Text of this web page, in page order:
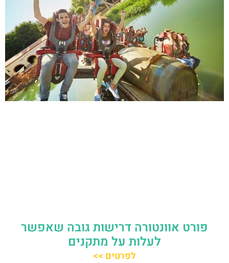
פורט אוונטורה דרישות גובה שאפשר
לעלות על מתקנים
לפרטים >>